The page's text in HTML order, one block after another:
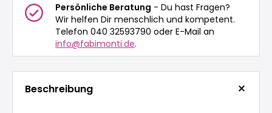
Persönliche Beratung - Du hast Fragen?
Wir helfen Dir menschlich und kompetent.
Telefon 040 32593790 oder E-Mail an
info@fabimonti.de.
Beschreibung